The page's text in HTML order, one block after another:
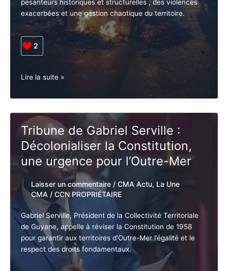
l’avenir. Mais en Martinique, 2024 a laissé un goût
amer, marqué par des crises sociales alimentées par
des pesanteurs historiques et structurelles , des
violences exacerbées et une gestion chaotique du
territoire.
Un
bilan
de
désillusions
et
résistances
en
Martinique
en
2024
Lire la suite »
Tribune de Gabriel Serville :
Décolonialiser la Constitution,
une urgence pour l’Outre-Mer
Laisser un commentaire CMA Actu ,
Une CMA/CCN PROPRIÉTAIRE
Gabriel Serville, Président de la Collectivité Territoriale
de Guyane, appelle à réviser la Constitution de 1958